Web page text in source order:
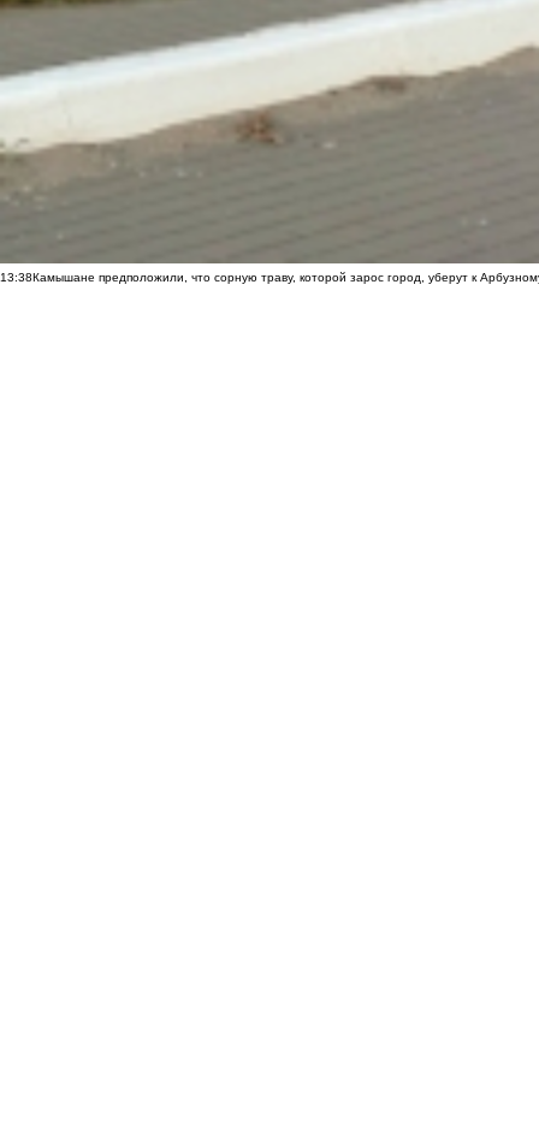
13:38Камышане предположили, что сорную траву, которой зарос город, уберут к